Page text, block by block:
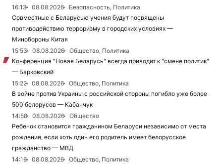
16:13
08.08.2026
Безопасность, Политика
Совместные с Беларусью учения будут посвящены
противодействию терроризму в городских условиях —
Минобороны Китая
15:53
08.08.2026
Общество, Политика
Конференция "Новая Беларусь" всегда приводит к "смене политик"
— Барковский
15:22
08.08.2026
Общество, Политика
В войне против Украины с российской стороны погибло уже более
500 белорусов — Кабанчук
14:58
08.08.2026
Общество
Ребенок становится гражданином Беларуси независимо от места
рождения, если хоть один его родитель имеет белорусское
гражданство — МВД
14:16
08.08.2026
Общество, Политика